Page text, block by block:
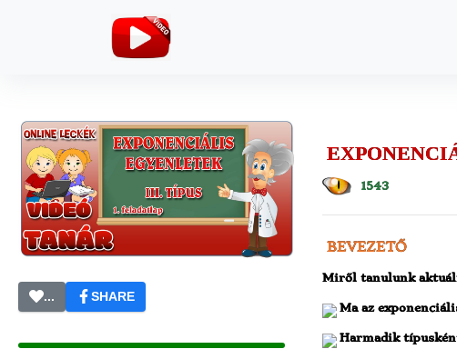
... SHARE
1543
BEVEZETŐ
Miről tanulunk
Ma az
Harmadik